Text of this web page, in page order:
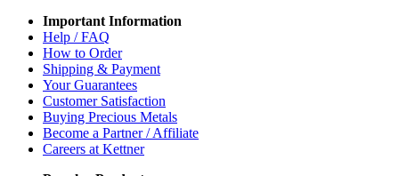
Important Information
Help / FAQ
How to Order
Shipping & Payment
Your Guarantees
Customer Satisfaction
Buying Precious Metals
Become a Partner / Affiliate
Careers at Kettner